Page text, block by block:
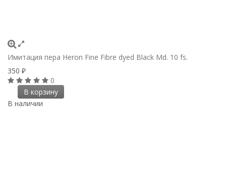
Имитация пера Heron Fine Fibre dyed Black Md. 10 fs.
350 ₽
0
В корзину
В наличии